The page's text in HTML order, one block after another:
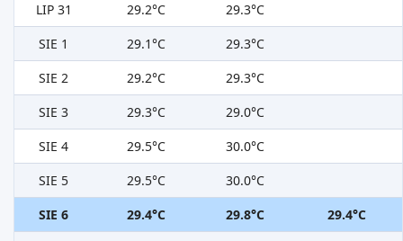
LIP 31
29.2°C
29.3°C
SIE 1
29.1°C
29.3°C
SIE 2
29.2°C
29.3°C
SIE 3
29.3°C
29.0°C
SIE 4
29.5°C
30.0°C
SIE 5
29.5°C
30.0°C
SIE 6
29.4°C 29.8°C
29.4°C